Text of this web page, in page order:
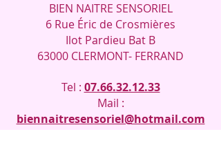
BIEN NAITRE SENSORIEL
6 Rue Éric de Crosmières
Ilot Pardieu Bat B
63000 CLERMONT- FERRAND
Tel : 07.66.32.12.33
Mail :
biennaitresensoriel@hotmail.com